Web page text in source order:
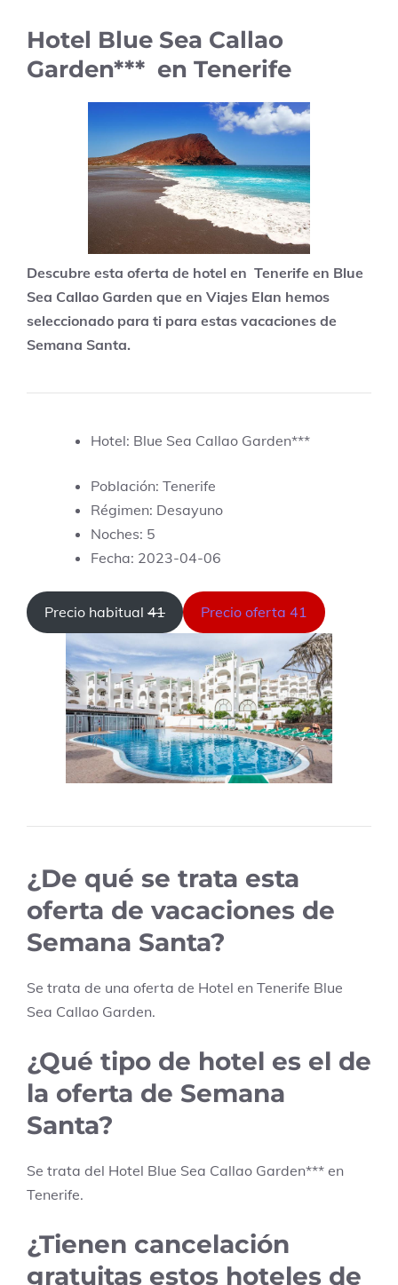
Hotel Blue Sea Callao
Garden*** en Tenerife
Descubre esta oferta de hotel en Tenerife en Blue
Sea Callao Garden que en Viajes Elan hemos
seleccionado para ti para estas vacaciones de
Semana Santa.
Hotel: Blue Sea Callao Garden***
Población: Tenerife
Régimen: Desayuno
Noches: 5
Fecha: 2023-04-06
Precio habitual 41 Precio oferta 41
¿De qué se trata esta
oferta de vacaciones de
Semana Santa?
Se trata de una oferta de Hotel en Tenerife Blue
Sea Callao Garden.
¿Qué tipo de hotel es el de
la oferta de Semana
Santa?
Se trata del Hotel Blue Sea Callao Garden*** en
Tenerife.
¿Tienen cancelación
gratuitas estos hoteles de